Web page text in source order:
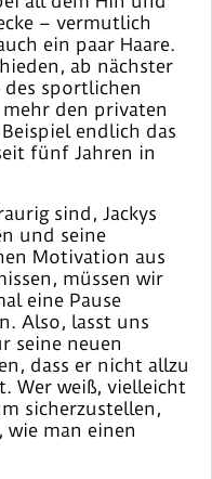
– vermutlich
ein paar Haare.
ab nächster
sportlichen
den privaten
endlich das
fünf Jahren in
sind, Jackys
und seine
Motivation aus
müssen wir
eine Pause
Also, lasst uns
seine neuen
dass er nicht allzu
Wer weiß, vielleicht
sicherzustellen,
wie man einen